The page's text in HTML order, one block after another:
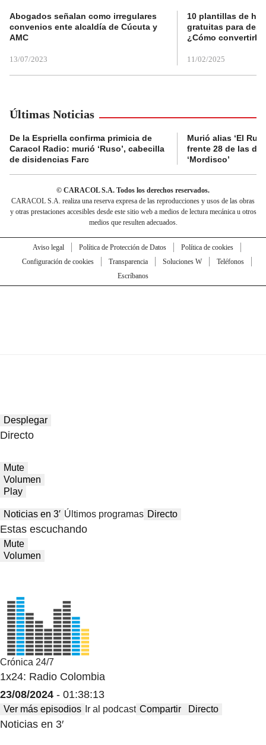
Abogados señalan como irregulares
convenios ente alcaldía de Cúcuta y
AMC
13/07/2023
10 plantillas de
gratuitas para
¿Cómo convertirla
11/02/2025
Últimas Noticias
De la Espriella confirma primicia de
Caracol Radio: murió ‘Ruso’, cabecilla
de disidencias Farc
Murió alias ‘El
frente 28 de las
‘Mordisco’
© CARACOL S.A. Todos los derechos reservados.
CARACOL S.A. realiza una reserva expresa de las reproducciones y usos de las obras
y otras prestaciones accesibles desde este sitio web a medios de lectura mecánica u otros
medios que resulten adecuados.
Aviso legal Política de Protección de Datos
Política de cookies
Configuración de cookies
Transparencia Soluciones W
Teléfonos
Escríbanos
Desplegar
Directo
Mute
Volumen
Play
Noticias en 3′ Últimos programas Directo
Estas escuchando
Mute
Volumen
Crónica 24/7
1x24: Radio Colombia
23/08/2024 - 01:38:13
Ver más episodios Ir al podcast Compartir Directo
Noticias en 3′